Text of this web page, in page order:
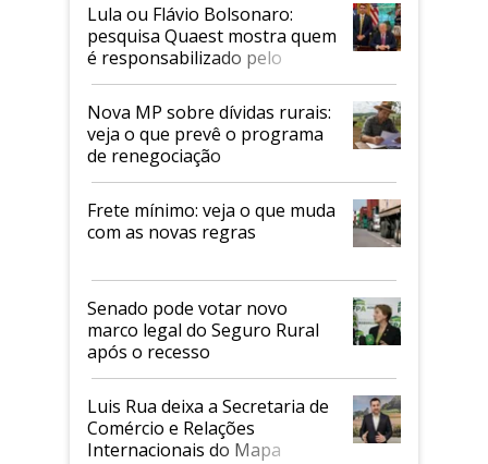
Lula ou Flávio Bolsonaro:
pesquisa Quaest mostra quem
é responsabilizado pelo
tarifaço dos EUA
Nova MP sobre dívidas rurais:
veja o que prevê o programa
de renegociação
Frete mínimo: veja o que muda
com as novas regras
Senado pode votar novo
marco legal do Seguro Rural
após o recesso
Luis Rua deixa a Secretaria de
Comércio e Relações
Internacionais do Mapa